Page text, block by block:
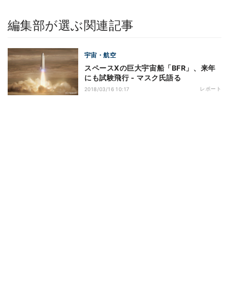
編集部が選ぶ関連記事
宇宙・航空
スペースXの巨大宇宙船「BFR」、来年
にも試験飛行 - マスク氏語る
2018/03/16 10:17 レポート